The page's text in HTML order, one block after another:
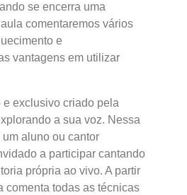
se encerra uma
comentaremos vários
e
vantagens em utilizar
e exclusivo criado pela
a sua voz. Nessa
aluno ou cantor
a participar cantando
própria ao vivo. A partir
comenta todas as técnicas